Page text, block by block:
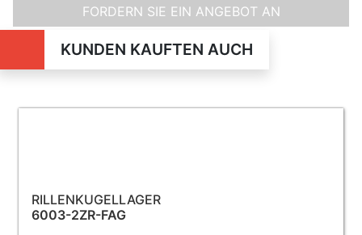
FORDERN SIE EIN ANGEBOT AN
KUNDEN KAUFTEN AUCH
RILLENKUGELLAGER
6003-2ZR-FAG